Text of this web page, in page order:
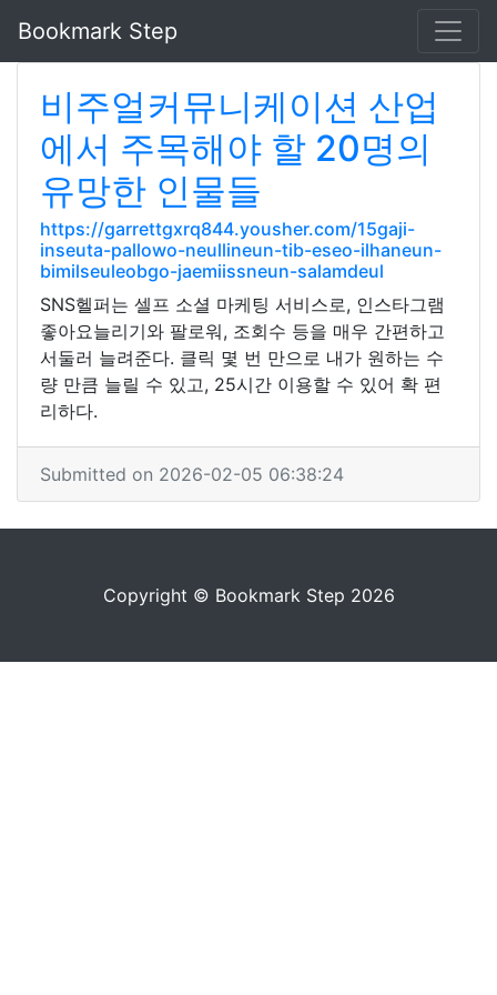
Bookmark Step
비주얼커뮤니케이션 산업
에서 주목해야 할 20명의
유망한 인물들
https://garrettgxrq844.yousher.com/15gaji-
inseuta-pallowo-neullineun-tib-eseo-ilhaneun-
bimilseuleobgo-jaemiissneun-salamdeul
SNS헬퍼는 셀프 소셜 마케팅 서비스로, 인스타그램
좋아요늘리기와 팔로워, 조회수 등을 매우 간편하고
서둘러 늘려준다. 클릭 몇 번 만으로 내가 원하는 수
량 만큼 늘릴 수 있고, 25시간 이용할 수 있어 확 편
리하다.
Submitted on 2026-02-05 06:38:24
Copyright © Bookmark Step 2026